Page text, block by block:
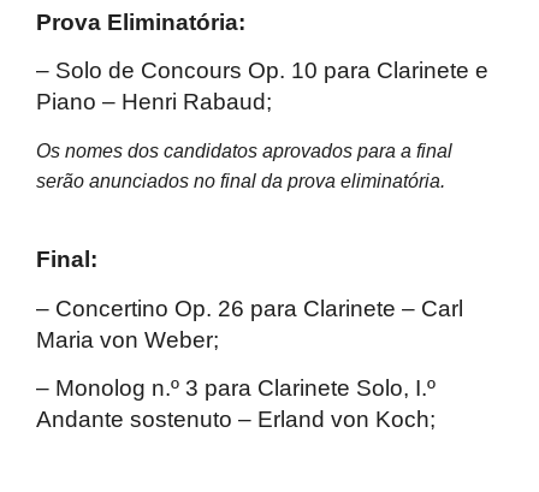
Prova Eliminatória:
– Solo de Concours Op. 10 para Clarinete e
Piano – Henri Rabaud;
Os nomes dos candidatos aprovados para a final
serão anunciados no final da prova eliminatória.
Final:
– Concertino Op. 26 para Clarinete – Carl
Maria von Weber;
– Monolog n.º 3 para Clarinete Solo, I.º
Andante sostenuto – Erland von Koch;